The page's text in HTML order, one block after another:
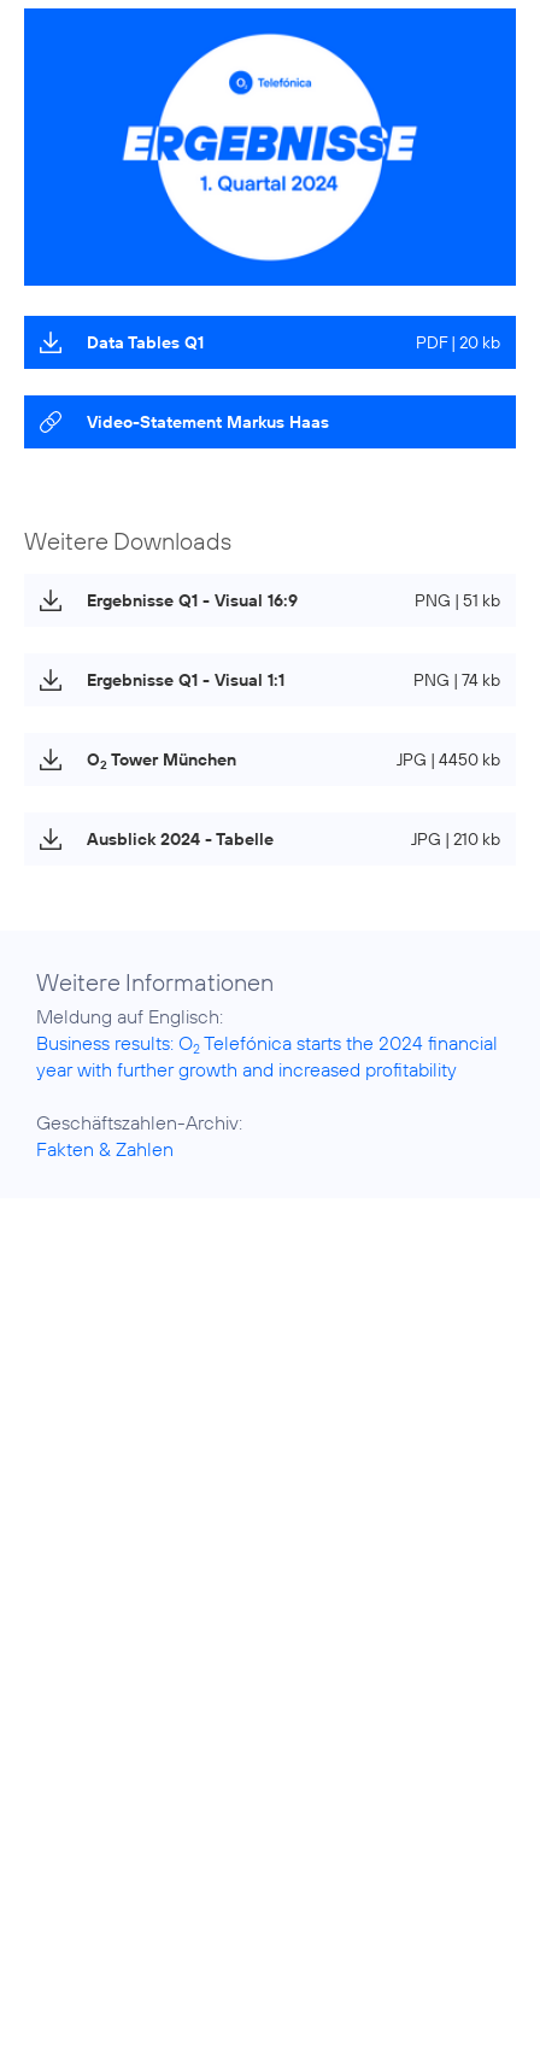
Data Tables Q1 PDF | 20 kb
Video-Statement Markus Haas
Weitere Downloads
Ergebnisse Q1 - Visual 16:9 PNG | 51 kb
Ergebnisse Q1 - Visual 1:1 PNG | 74 kb
O2 Tower München JPG | 4450 kb
Ausblick 2024 - Tabelle JPG | 210 kb
Weitere Informationen
Business results: O2 Telefónica starts the 2024 financial
year with further growth and increased profitability
Fakten & Zahlen